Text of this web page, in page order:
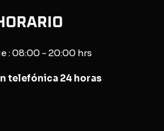
: 08:00 - 20:00 hrs
telefónica 24 horas